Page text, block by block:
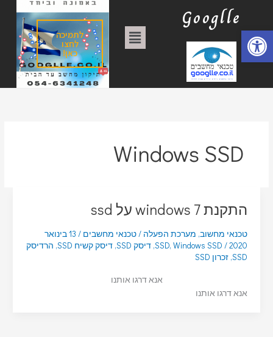
פתח סרגל נגישות
Googlle
תפריט לתמיכה
לחצו
כאן!
Windows SSD
התקנת windows 7 על ssd
טכנאי מחשוב, מערכת הפעלה /טכנאי מחשבים /
13 בינואר
2020
/
SSD,Windows SSD
, דיסק SSD , דיסק קשיח SSD , הרדיסק
SSD
, זכרון SSD
אנא דרגו אותנו
אנא דרגו אותנו
ג
ו
י